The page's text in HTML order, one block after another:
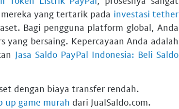
yang tertarik pada investasi tether
Bagi pengguna platform global, Anda
yang bersaing. Kepercayaan Anda adalah
Jasa Saldo PayPal Indonesia: Beli Saldo
dengan biaya transfer rendah.
up game murah dari JualSaldo.com.